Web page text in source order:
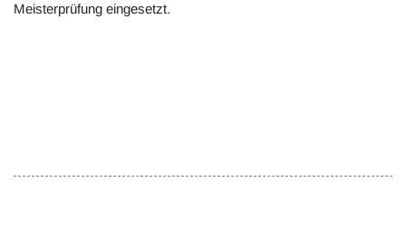
Meisterprüfung eingesetzt.